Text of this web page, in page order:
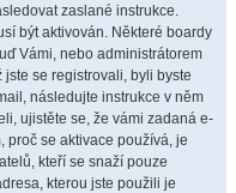
zaslané instrukce.
být aktivován. Některé boardy
Vámi, nebo administrátorem
se registrovali, byli byste
následujte instrukce v něm
ujistěte se, že vámi zadaná e-
proč se aktivace používá, je
kteří se snaží pouze
kterou jste použili je